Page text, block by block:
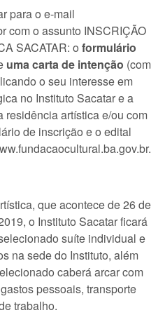
para o e-mail
com o assunto INSCRIÇÃO
SACATAR: o formulário
uma carta de intenção (com
o seu interesse em
no Instituto Sacatar e a
residência artística e/ou com
de inscrição e o edital
que acontece de 26 de
o Instituto Sacatar ficará
suíte individual e
na sede do Instituto, além
caberá arcar com
pessoais, transporte
trabalho.